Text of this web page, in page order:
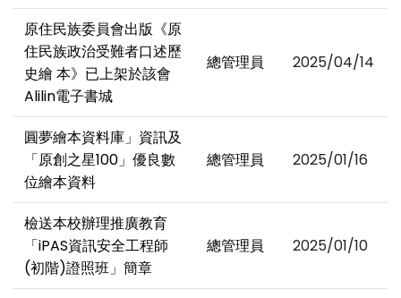
原住民族委員會出版《原
住民族政治受難者口述歷
史繪 本》已上架於該會
Alilin電子書城
總管理員 2025/04/14
圓夢繪本資料庫」資訊及
「原創之星100」優良數
位繪本資料
總管理員 2025/01/16
檢送本校辦理推廣教育
「iPAS資訊安全工程師
(初階)證照班」簡章
總管理員 2025/01/10